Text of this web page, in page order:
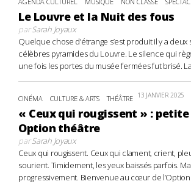
Le Louvre et la Nuit des fous
parSarah Joyaux
Quelque chose d’étrange s’est produit il y a deux
célèbres pyramides du Louvre. Le silence qui
une fois les portes du musée fermées fut brisé.
CINÉMA CULTURE & ARTS THÉÂTRE 13 JANVIER 2025
« Ceux qui rougissent » :
Option théâtre
parSarah Joyaux
Ceux qui rougissent. Ceux qui clament, crient,
sourient. Timidement, les yeux baissés parfois.
progressivement. Bienvenue au cœur de